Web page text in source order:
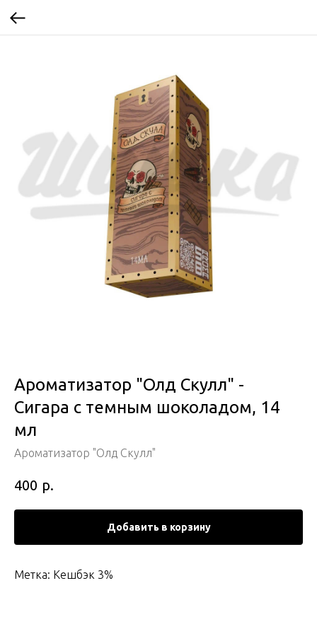
Ароматизатор "Олд Скулл" -
Сигара с темным шоколадом, 14
мл
Ароматизатор "Олд Скулл"
400 р.
Добавить в корзину
Метка: Кешбэк 3%